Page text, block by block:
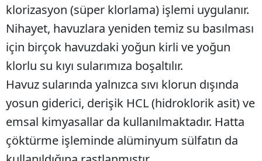
klorizasyon (süper klorlama) işlemi uygulanır.
Nihayet, havuzlara yeniden temiz su basılması
için birçok havuzdaki yoğun kirli ve yoğun
klorlu su kıyı sularımıza boşaltılır.
Havuz sularında yalnızca sıvı klorun dışında
yosun giderici, derişik HCL (hidroklorik asit) ve
emsal kimyasallar da kullanılmaktadır. Hatta
çöktürme işleminde alüminyum sülfatın da